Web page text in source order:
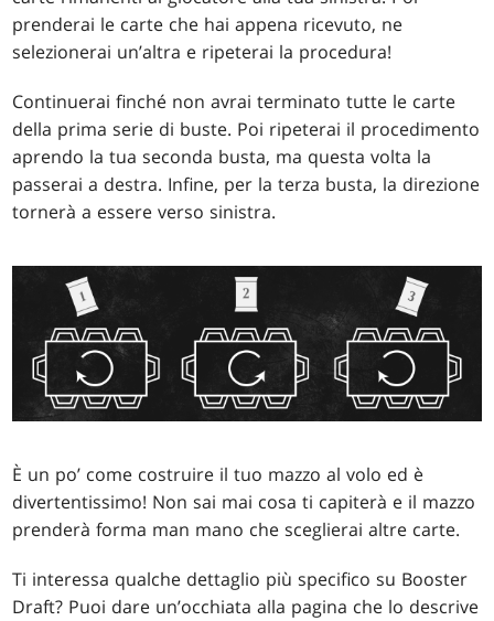
prenderai le carte che hai appena ricevuto, ne
selezionerai un’altra e ripeterai la procedura!
Continuerai finché non avrai terminato tutte le carte
della prima serie di buste. Poi ripeterai il procedimento
aprendo la tua seconda busta, ma questa volta la
passerai a destra. Infine, per la terza busta, la direzione
tornerà a essere verso sinistra.
È un po’ come costruire il tuo mazzo al volo ed è
divertentissimo! Non sai mai cosa ti capiterà e il mazzo
prenderà forma man mano che sceglierai altre carte.
Ti interessa qualche dettaglio più specifico su Booster
Draft? Puoi dare un’occhiata alla pagina che lo descrive